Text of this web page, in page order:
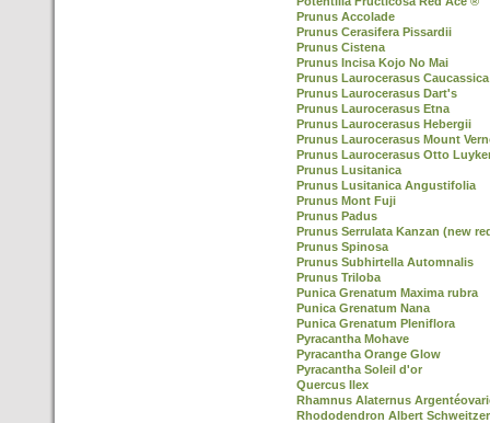
Prunus Accolade
Prunus Cerasifera Pissardii
Prunus Cistena
Prunus Incisa Kojo No Mai
Prunus Laurocerasus Caucassica
Prunus Laurocerasus Dart's
Prunus Laurocerasus Etna
Prunus Laurocerasus Hebergii
Prunus Laurocerasus Mount
Prunus Laurocerasus Otto
Prunus Lusitanica
Prunus Lusitanica Angustifolia
Prunus Mont Fuji
Prunus Padus
Prunus Serrulata Kanzan (new
Prunus Spinosa
Prunus Subhirtella Automnalis
Prunus Triloba
Punica Grenatum Maxima rubra
Punica Grenatum Nana
Punica Grenatum Pleniflora
Pyracantha Mohave
Pyracantha Orange Glow
Pyracantha Soleil d'or
Quercus Ilex
Rhamnus Alaternus
Rhododendron Albert Schweitzer